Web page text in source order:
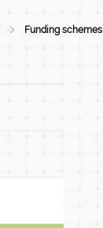
Funding schemes